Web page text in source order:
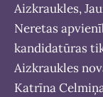
Aizkraukles,
Neretas
kandidatūras
Aizkraukles
Katrīna